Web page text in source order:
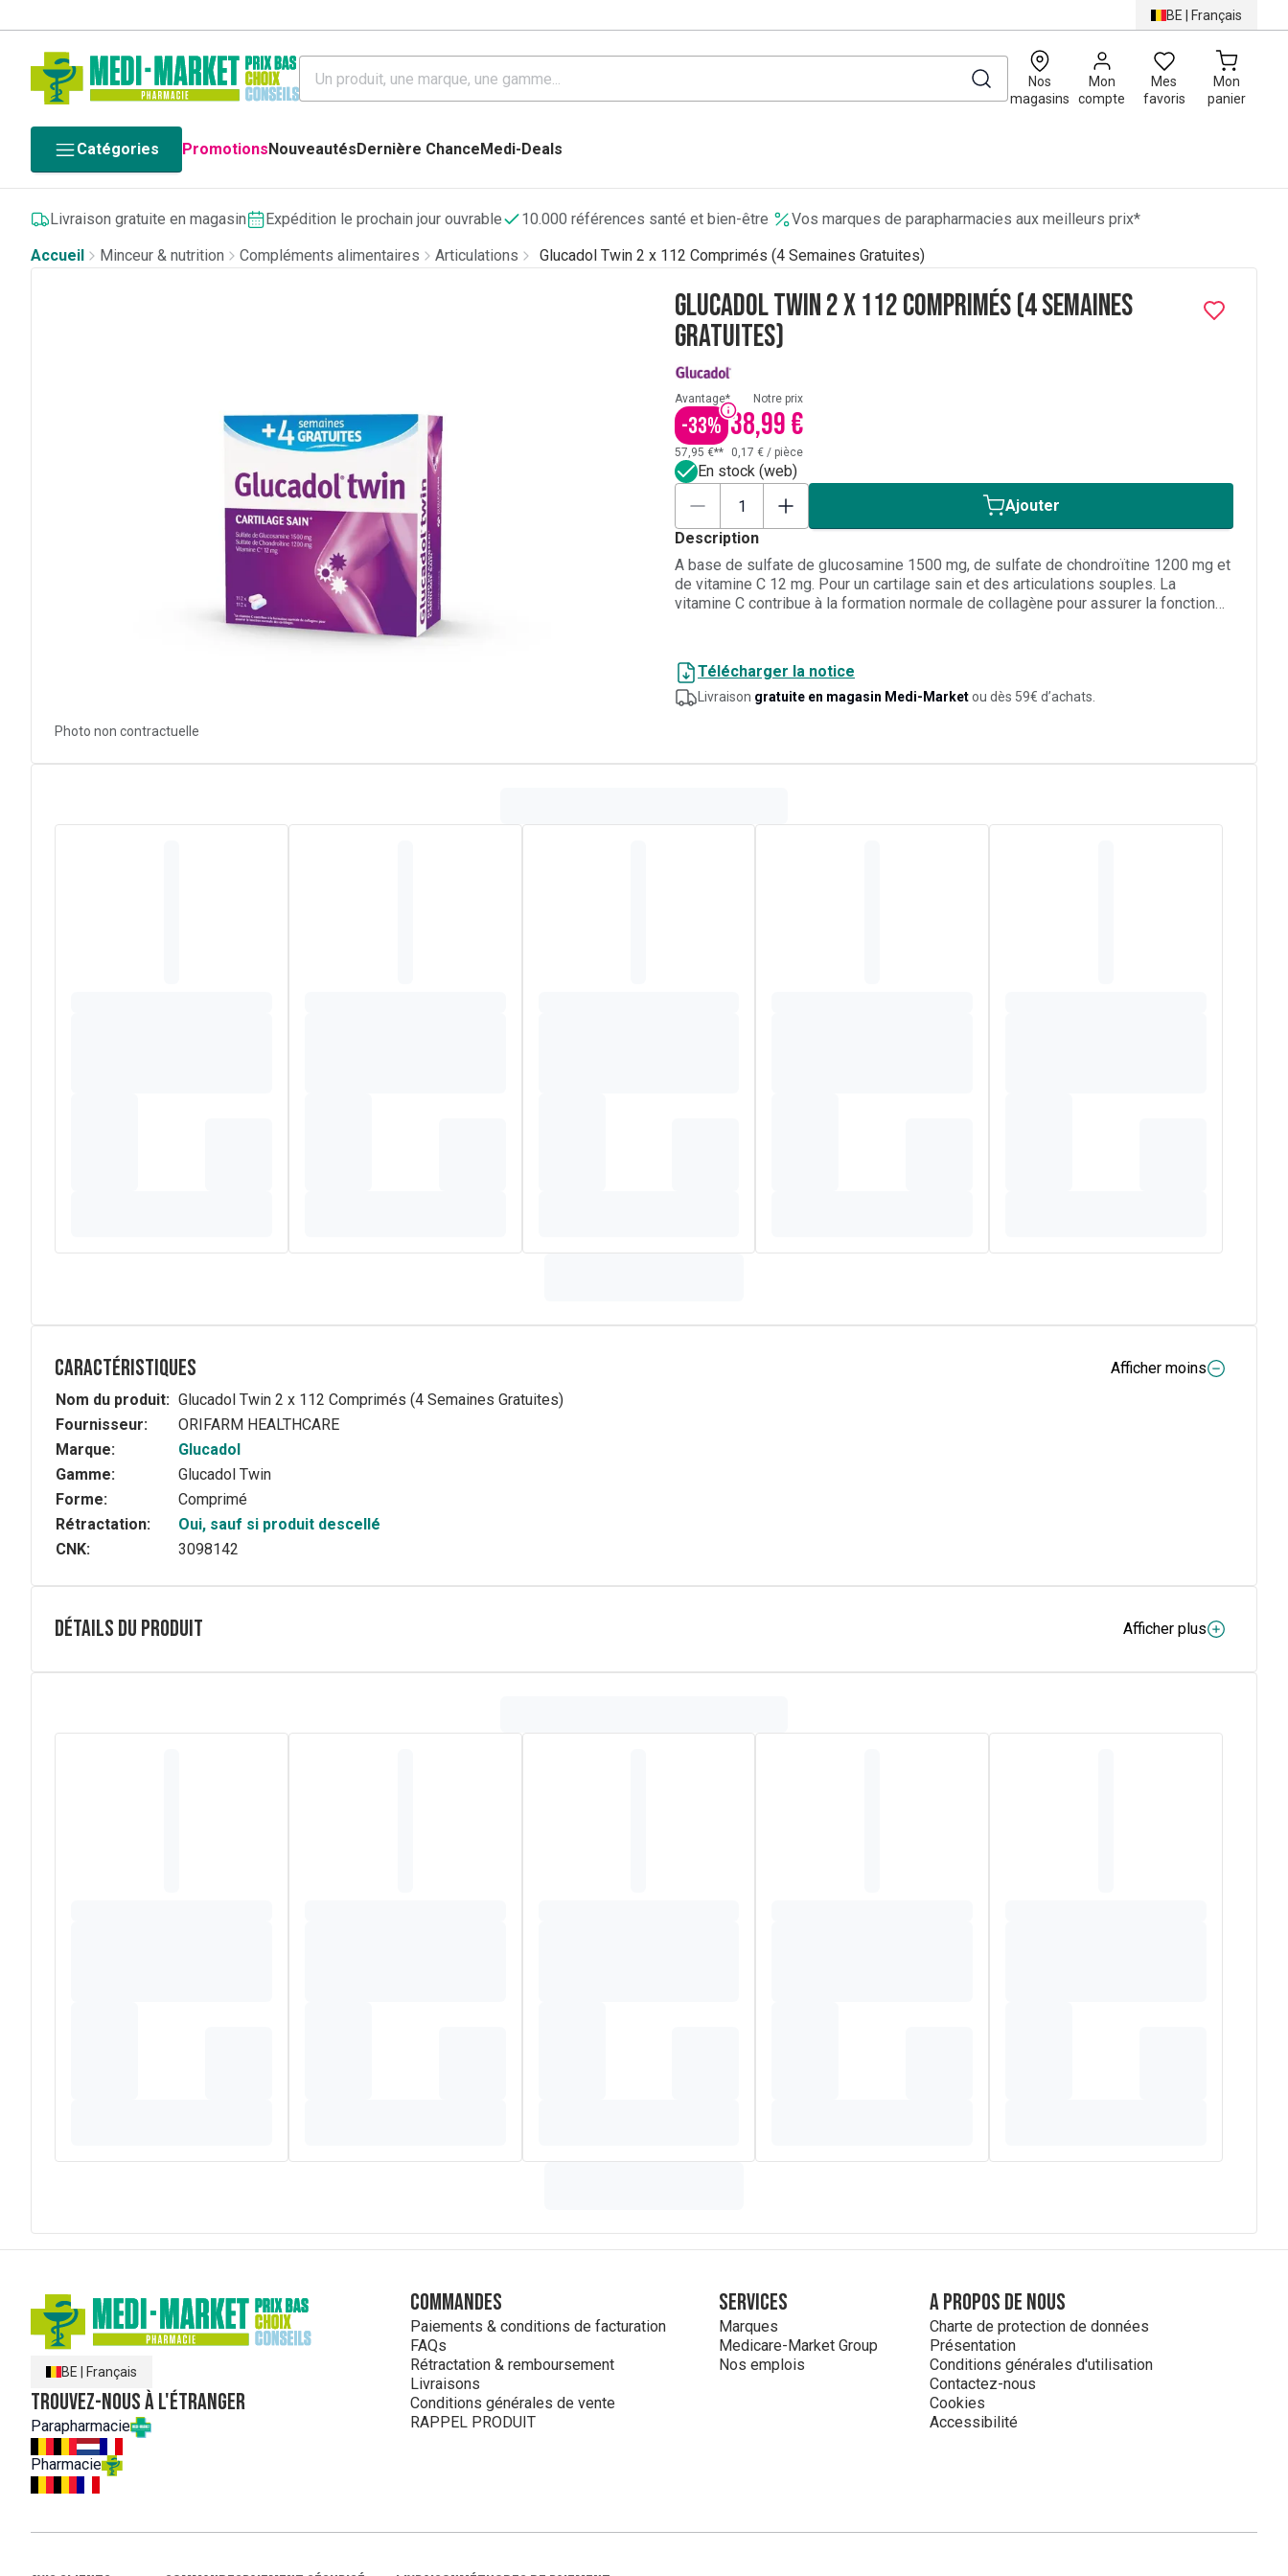
BE | Français
Nos
magasins
Mon
compte
Mes
favoris
Mon
panier
0
Catégories PromotionsNouveautésDernière ChanceMedi-Deals
Livraison gratuite en magasin Expédition le prochain jour ouvrable 10.000 références santé et bien-être
Vos marques de parapharmacies aux meilleurs prix*
Accueil
Minceur & nutrition Compléments alimentaires Articulations Glucadol Twin 2 x 112 Comprimés (4 Semaines Gratuites)
Photo non contractuelle
Glucadol Twin 2 x 112 Comprimés (4 Semaines
Gratuites)
Avantage*
-33%
Notre prix
38,99 €
57,95 €** 0,17 € / pièce
En stock (web)
Ajouter
Description
A base de sulfate de glucosamine 1500 mg, de sulfate de chondroïtine 1200 mg et
de vitamine C 12 mg. Pour un cartilage sain et des articulations souples. La
vitamine C contribue à la formation normale de collagène pour assurer la fonction
Télécharger la notice
Livraison gratuite en magasin Medi-Marketou dès 59€ d’achats.
Caractéristiques
Afficher moins
Nom du produit: Glucadol Twin 2 x 112 Comprimés (4 Semaines Gratuites)
Fournisseur:
ORIFARM HEALTHCARE
Marque:
Glucadol
Gamme:
Glucadol Twin
Forme:
Comprimé
Rétractation:
Oui, sauf si produit descellé
CNK:
3098142
Détails du produit
Afficher plus
Comprimé blanc: 15 mg de glucosamine sulfate, 12 mg de vitamine C, 1,5 mg de zinc, ,3 mg de manganèse, 8,25 mcg de sélénium Comprimé rose: 12 mg de sulfate de
BE Français
Trouvez-nous à l'étranger
Parapharmacie
Pharmacie
Commandes
Paiements & conditions de facturation
FAQs
Rétractation & remboursement
Livraisons
Conditions générales de vente
RAPPEL PRODUIT
Services
Marques
Medicare-Market Group
Nos emplois
A propos de nous
Charte de protection de données
Présentation
Conditions générales d'utilisation
Contactez-nous
Cookies
Accessibilité